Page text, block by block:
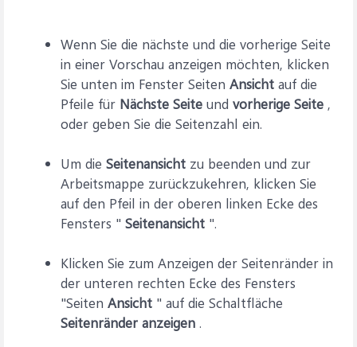
Wenn Sie die nächste und die vorherige Seite
in einer Vorschau anzeigen möchten, klicken
Sie unten im Fenster Seiten Ansicht auf die
Pfeile für Nächste Seite und vorherige Seite ,
oder geben Sie die Seitenzahl ein.
Um die Seitenansicht zu beenden und zur
Arbeitsmappe zurückzukehren, klicken Sie
auf den Pfeil in der oberen linken Ecke des
Fensters " Seitenansicht ".
Klicken Sie zum Anzeigen der Seitenränder in
der unteren rechten Ecke des Fensters
"Seiten Ansicht " auf die Schaltfläche
Seitenränder anzeigen .